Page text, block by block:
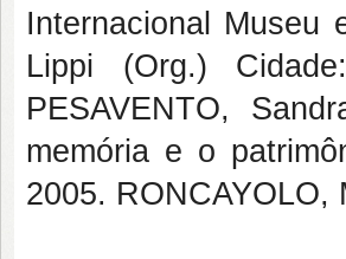
Internacional Museu
Lippi (Org.)
PESAVENTO,
memória e o
2005.